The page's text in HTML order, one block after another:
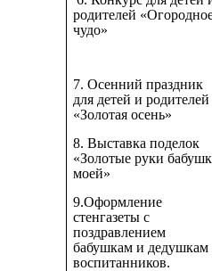
родителей
чудо»
7. Осенний праздник
для детей и родителей
«Золотая осень»
8. Выставка поделок
«Золотые руки
моей»
9.Оформление
стенгазеты с
поздравлением
бабушкам и дедушкам
воспитанников.